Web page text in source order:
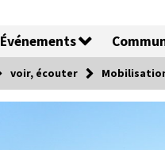
Événements
voir, écouter